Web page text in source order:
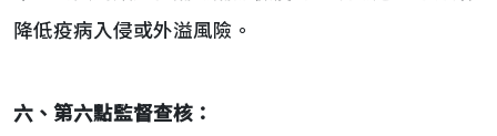
降低疫病入侵或外溢風險。
六、第六點監督查核：